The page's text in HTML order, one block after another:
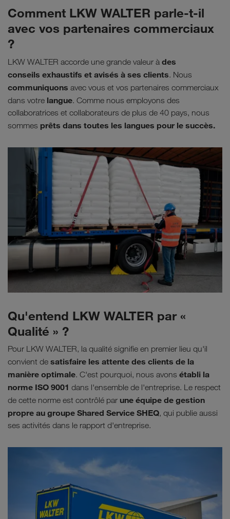
Comment LKW WALTER parle-t-il
avec vos partenaires commerciaux
?
LKW WALTER accorde une grande valeur à des
conseils exhaustifs et avisés à ses clients. Nous
communiquons avec vous et vos partenaires commerciaux
dans votre langue. Comme nous employons des
collaboratrices et collaborateurs de plus de 40 pays, nous
sommes prêts dans toutes les langues pour le succès.
Qu'entend LKW WALTER par «
Qualité » ?
Pour LKW WALTER, la qualité signifie en premier lieu qu'il
convient de satisfaire les attente des clients de la
manière optimale. C'est pourquoi, nous avons établi la
norme ISO 9001 dans l'ensemble de l'entreprise. Le respect
de cette norme est contrôlé par une équipe de gestion
propre au groupe Shared Service SHEQ, qui publie aussi
ses activités dans le rapport d'entreprise.